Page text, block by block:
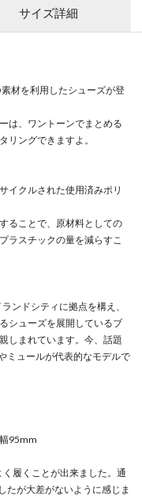
サイズ詳細
材を利用したシューズが登
は、ワントーンでまとめる
リングできますよ。
イクルされた使用済みポリ
ることで、原材料としての
ラスチックの量を減らすこ
ンドシティに拠点を構え、
シューズを展開しているブ
しまれています。今、話題
ミュールが代表的なモデルで
95mm
履くことが出来ました。通
たが大差がないように感じま